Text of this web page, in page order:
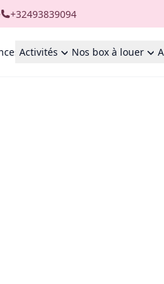
+32493839094
Activités Nos box à louer